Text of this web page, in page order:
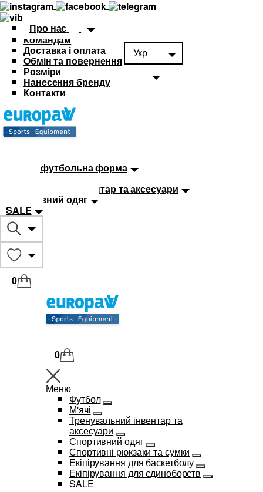
Про нас
Командам
Доставка і оплата
Обмін та повернення
Розміри
Нанесення бренду
Контакти
Укр
Дитяча футбольна форма
Тренувальний інвентар та аксесуари
Спортивний одяг
SALE
0
0
Меню
Футбол
М'ячі
Тренувальний інвентар та
аксесуари
Спортивний одяг
Спортивні рюкзаки та сумки
Екіпірування для баскетболу
Екіпірування для єдиноборств
SALE